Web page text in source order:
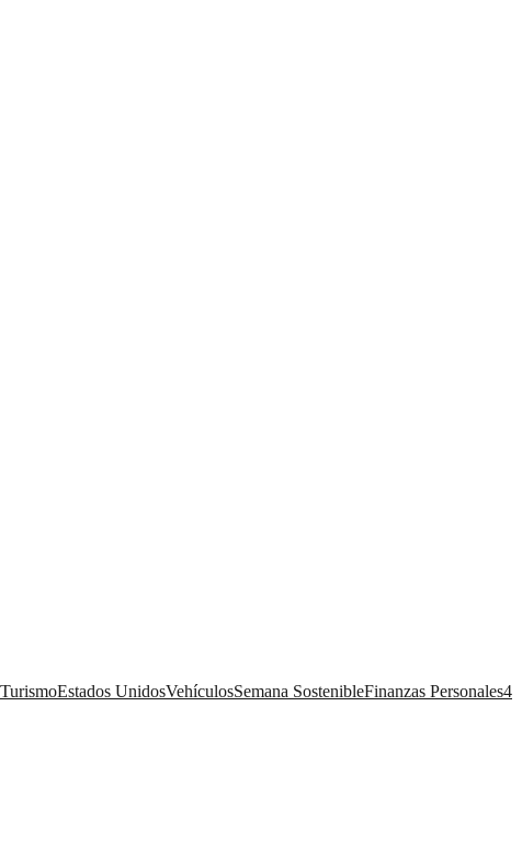
TurismoEstados UnidosVehículosSemana SostenibleFinanzas Personales4